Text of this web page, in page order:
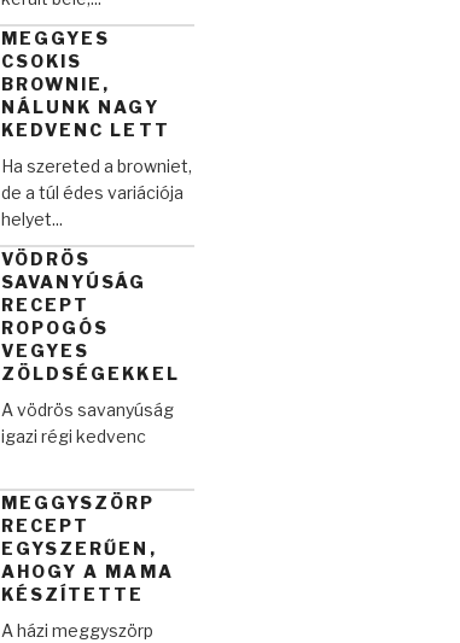
MEGGYES
CSOKIS
BROWNIE,
NÁLUNK NAGY
KEDVENC LETT
Ha szereted a browniet,
de a túl édes variációja
helyet...
VÖDRÖS
SAVANYÚSÁG
RECEPT
ROPOGÓS
VEGYES
ZÖLDSÉGEKKEL
A vödrös savanyúság
igazi régi kedvenc
MEGGYSZÖRP
RECEPT
EGYSZERŰEN,
AHOGY A MAMA
KÉSZÍTETTE
A házi meggyszörp